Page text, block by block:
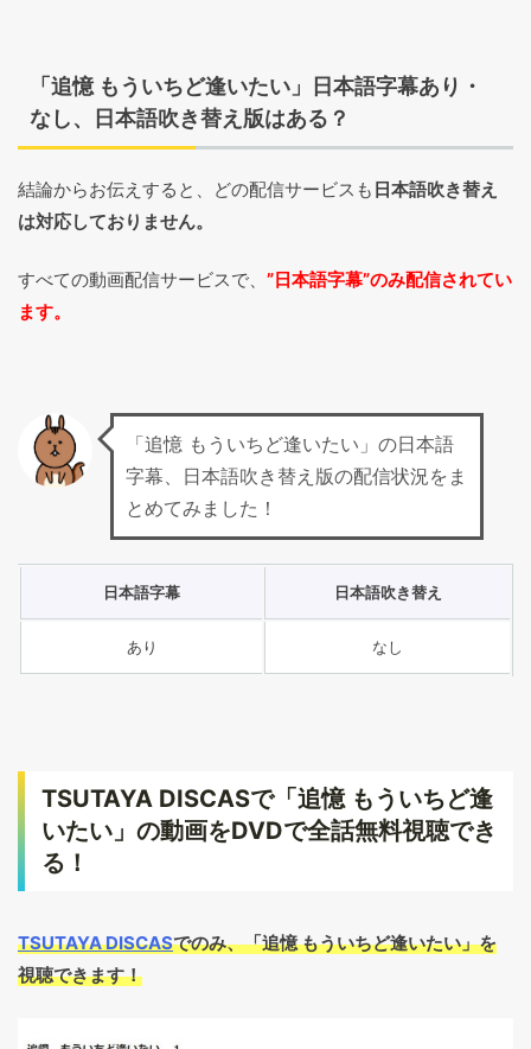
「追憶 もういちど逢いたい」日本語字幕あり・
なし、日本語吹き替え版はある？
結論からお伝えすると、どの配信サービスも 日本語吹き替え
は対応しておりません。
すべての動画配信サービスで、 ”日本語字幕”のみ配信されてい
ます。
「追憶 もういちど逢いたい」の日本語
字幕、日本語吹き替え版の配信状況をま
とめてみました！
日本語字幕 日本語吹き替え
あり なし
TSUTAYA DISCASで「追憶 もういちど逢
いたい」の動画をDVDで全話無料視聴でき
る！
TSUTAYA DISCASでのみ、「追憶 もういちど逢いたい」を
視聴できます！